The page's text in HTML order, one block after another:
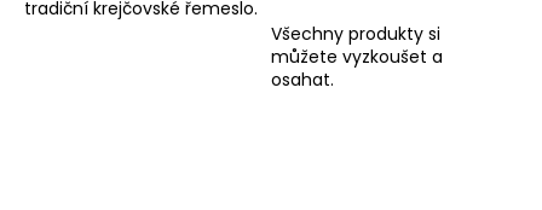
tradiční krejčovské řemeslo.
Všechny produkty si
můžete vyzkoušet a
osahat.